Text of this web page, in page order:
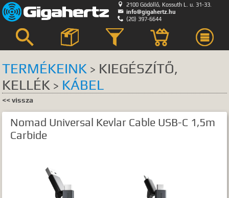
 2100 Gödöllő, Kossuth L. u. 31-33.
info@gigahertz.hu
(20) 397-6644
Keresés
KERESÉS HELYE
összes egyik sem
Bemutatkozás
Szerviz
TERMÉKEINK > KIEGÉSZÍTŐ,
KELLÉK > KÁBEL
<< vissza
Nomad Universal Kevlar Cable USB-C 1,5m
Carbide